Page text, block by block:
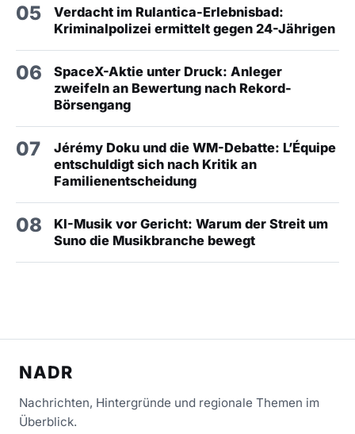
05
Verdacht im Rulantica-Erlebnisbad:
Kriminalpolizei ermittelt gegen 24-Jährigen
06
SpaceX-Aktie unter Druck: Anleger
zweifeln an Bewertung nach Rekord-
Börsengang
07
Jérémy Doku und die WM-Debatte: L’Équipe
entschuldigt sich nach Kritik an
Familienentscheidung
08
KI-Musik vor Gericht: Warum der Streit um
Suno die Musikbranche bewegt
NADR
Nachrichten, Hintergründe und regionale Themen im
Überblick.